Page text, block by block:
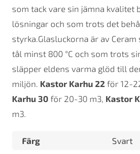
som tack vare sin jämna kvalitet
lösningar och som trots det
styrka.Glasluckorna är av Ceram
tål minst 800 °C och som trots
släpper eldens varma glöd till
miljön. Kastor Karhu 22 för 12-
Karhu 30 för 20-30 m3, Kastor
m3.
Färg
Svart